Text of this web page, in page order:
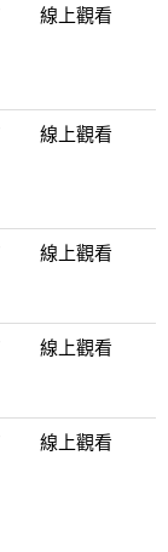
線上觀看
線上觀看
線上觀看
線上觀看
線上觀看